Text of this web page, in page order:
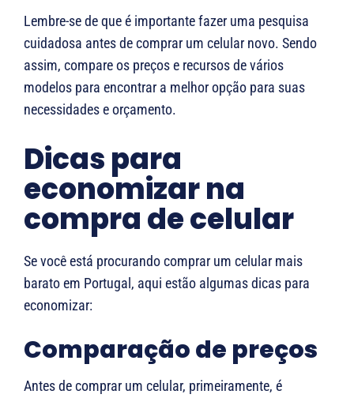
Lembre-se de que é importante fazer uma pesquisa
cuidadosa antes de comprar um celular novo. Sendo
assim, compare os preços e recursos de vários
modelos para encontrar a melhor opção para suas
necessidades e orçamento.
Dicas para
economizar na
compra de celular
Se você está procurando comprar um celular mais
barato em Portugal, aqui estão algumas dicas para
economizar:
Comparação de preços
Antes de comprar um celular, primeiramente, é